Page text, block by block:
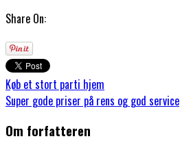
Share On:
Køb et stort parti hjem
Super gode priser på rens og god service
Om forfatteren